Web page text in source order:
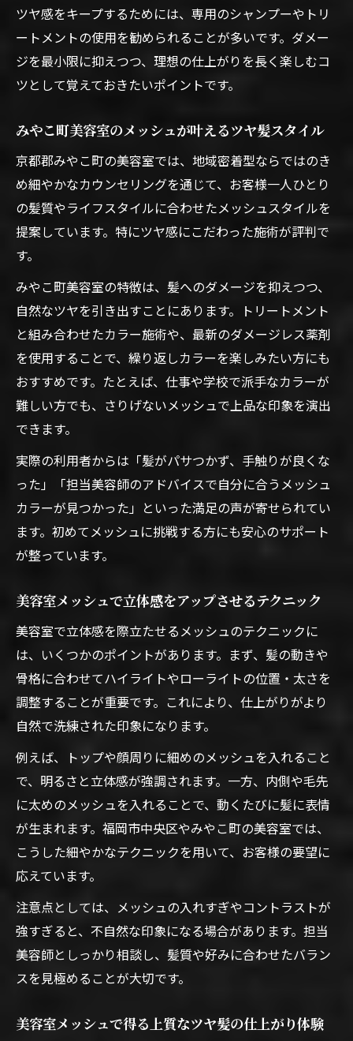
ツヤ感をキープするためには、専用のシャンプーやトリ
ートメントの使用を勧められることが多いです。ダメー
ジを最小限に抑えつつ、理想の仕上がりを長く楽しむコ
ツとして覚えておきたいポイントです。
みやこ町美容室のメッシュが叶えるツヤ髪スタイル
京都郡みやこ町の美容室では、地域密着型ならではのき
め細やかなカウンセリングを通じて、お客様一人ひとり
の髪質やライフスタイルに合わせたメッシュスタイルを
提案しています。特にツヤ感にこだわった施術が評判で
す。
みやこ町美容室の特徴は、髪へのダメージを抑えつつ、
自然なツヤを引き出すことにあります。トリートメント
と組み合わせたカラー施術や、最新のダメージレス薬剤
を使用することで、繰り返しカラーを楽しみたい方にも
おすすめです。たとえば、仕事や学校で派手なカラーが
難しい方でも、さりげないメッシュで上品な印象を演出
できます。
実際の利用者からは「髪がパサつかず、手触りが良くな
った」「担当美容師のアドバイスで自分に合うメッシュ
カラーが見つかった」といった満足の声が寄せられてい
ます。初めてメッシュに挑戦する方にも安心のサポート
が整っています。
美容室メッシュで立体感をアップさせるテクニック
美容室で立体感を際立たせるメッシュのテクニックに
は、いくつかのポイントがあります。まず、髪の動きや
骨格に合わせてハイライトやローライトの位置・太さを
調整することが重要です。これにより、仕上がりがより
自然で洗練された印象になります。
例えば、トップや顔周りに細めのメッシュを入れること
で、明るさと立体感が強調されます。一方、内側や毛先
に太めのメッシュを入れることで、動くたびに髪に表情
が生まれます。福岡市中央区やみやこ町の美容室では、
こうした細やかなテクニックを用いて、お客様の要望に
応えています。
注意点としては、メッシュの入れすぎやコントラストが
強すぎると、不自然な印象になる場合があります。担当
美容師としっかり相談し、髪質や好みに合わせたバラン
スを見極めることが大切です。
美容室メッシュで得る上質なツヤ髪の仕上がり体験